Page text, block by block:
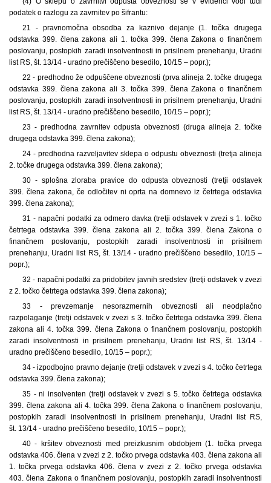
podatek o razlogu za zavrnitev po šifrantu:
21 - pravnomočna obsodba za kaznivo dejanje (1. točka drugega
odstavka 399. člena zakona ali 1. točka 399. člena Zakona o finančnem
poslovanju, postopkih zaradi insolventnosti in prisilnem prenehanju, Uradni
list RS, št. 13/14 - uradno prečiščeno besedilo, 10/15 – popr.);
22 - predhodno že odpuščene obveznosti (prva alineja 2. točke drugega
odstavka 399. člena zakona ali 3. točka 399. člena Zakona o finančnem
poslovanju, postopkih zaradi insolventnosti in prisilnem prenehanju, Uradni
list RS, št. 13/14 - uradno prečiščeno besedilo, 10/15 – popr.);
23 - predhodna zavrnitev odpusta obveznosti (druga alineja 2. točke
drugega odstavka 399. člena zakona);
24 - predhodna razveljavitev sklepa o odpustu obveznosti (tretja alineja
2. točke drugega odstavka 399. člena zakona);
30 - splošna zloraba pravice do odpusta obveznosti (tretji odstavek
399. člena zakona, če odločitev ni oprta na domnevo iz četrtega odstavka
399. člena zakona);
31 - napačni podatki za odmero davka (tretji odstavek v zvezi s 1. točko
četrtega odstavka 399. člena zakona ali 2. točka 399. člena Zakona o
finančnem poslovanju, postopkih zaradi insolventnosti in prisilnem
prenehanju, Uradni list RS, št. 13/14 - uradno prečiščeno besedilo, 10/15 –
popr.);
32 - napačni podatki za pridobitev javnih sredstev (tretji odstavek v zvezi
z 2. točko četrtega odstavka 399. člena zakona);
33 - prevzemanje nesorazmernih obveznosti ali neodplačno
razpolaganje (tretji odstavek v zvezi s 3. točko četrtega odstavka 399. člena
zakona ali 4. točka 399. člena Zakona o finančnem poslovanju, postopkih
zaradi insolventnosti in prisilnem prenehanju, Uradni list RS, št. 13/14 -
uradno prečiščeno besedilo, 10/15 – popr.);
34 - izpodbojno pravno dejanje (tretji odstavek v zvezi s 4. točko četrtega
odstavka 399. člena zakona);
35 - ni insolventen (tretji odstavek v zvezi s 5. točko četrtega odstavka
399. člena zakona ali 4. točka 399. člena Zakona o finančnem poslovanju,
postopkih zaradi insolventnosti in prisilnem prenehanju, Uradni list RS,
št. 13/14 - uradno prečiščeno besedilo, 10/15 – popr.);
40 - kršitev obveznosti med preizkusnim obdobjem (1. točka prvega
odstavka 406. člena v zvezi z 2. točko prvega odstavka 403. člena zakona ali
1. točka prvega odstavka 406. člena v zvezi z 2. točko prvega odstavka
403. člena Zakona o finančnem poslovanju, postopkih zaradi insolventnosti